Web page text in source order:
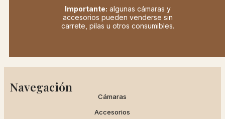
Importante: algunas cámaras y
accesorios pueden venderse sin
carrete, pilas u otros consumibles.
Navegación
Cámaras
Accesorios